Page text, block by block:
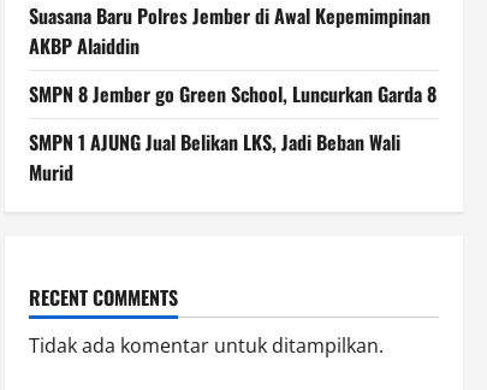
Suasana Baru Polres Jember di Awal Kepemimpinan
AKBP Alaiddin
SMPN 8 Jember go Green School, Luncurkan Garda 8
SMPN 1 AJUNG Jual Belikan LKS, Jadi Beban Wali
Murid
RECENT COMMENTS
Tidak ada komentar untuk ditampilkan.